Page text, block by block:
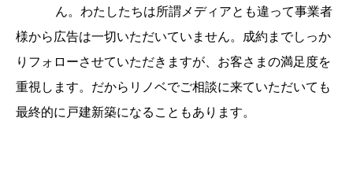
ん。わたしたちは所謂メディアとも違って事業者
様から広告は一切いただいていません。成約までしっか
りフォローさせていただきますが、お客さまの満足度を
重視します。だからリノベでご相談に来ていただいても
最終的に戸建新築になることもあります。